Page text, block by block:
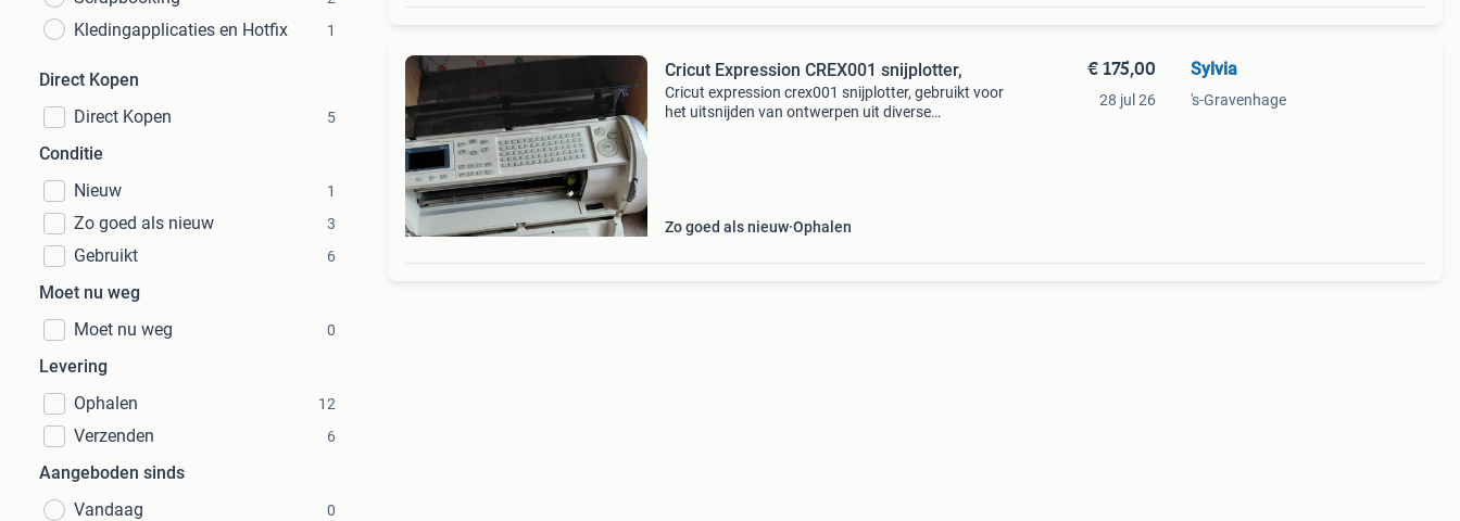
Kledingapplicaties en Hotfix 1
Direct Kopen
Direct Kopen
5
Conditie
Nieuw
1
Zo goed als nieuw 3
Gebruikt 6
Moet nu weg
Moet nu weg
0
Levering
Ophalen
12
Verzenden 6
Aangeboden sinds
Vandaag
0
Cricut Expression CREX001 snijplotter,
Cricut expression crex001 snijplotter, gebruikt voor
het uitsnijden van ontwerpen uit diverse
Zo goed als nieuw Ophalen
€ 175,00
28 jul 26
Sylvia
's-Gravenhage